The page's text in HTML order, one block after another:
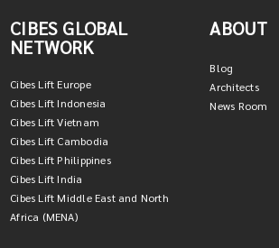
CIBES GLOBAL
NETWORK
Cibes Lift Europe
Cibes Lift Indonesia
Cibes Lift Vietnam
Cibes Lift Cambodia
Cibes Lift Philippines
Cibes Lift India
Cibes Lift Middle East and North
Africa (MENA)
ABOUT
Blog
Architects
News Room